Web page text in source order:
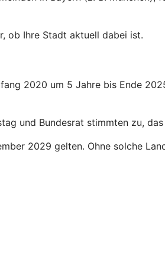
ob Ihre Stadt aktuell dabei ist.
2020 um 5 Jahre bis Ende
und Bundesrat stimmten zu,
2029 gelten. Ohne solche